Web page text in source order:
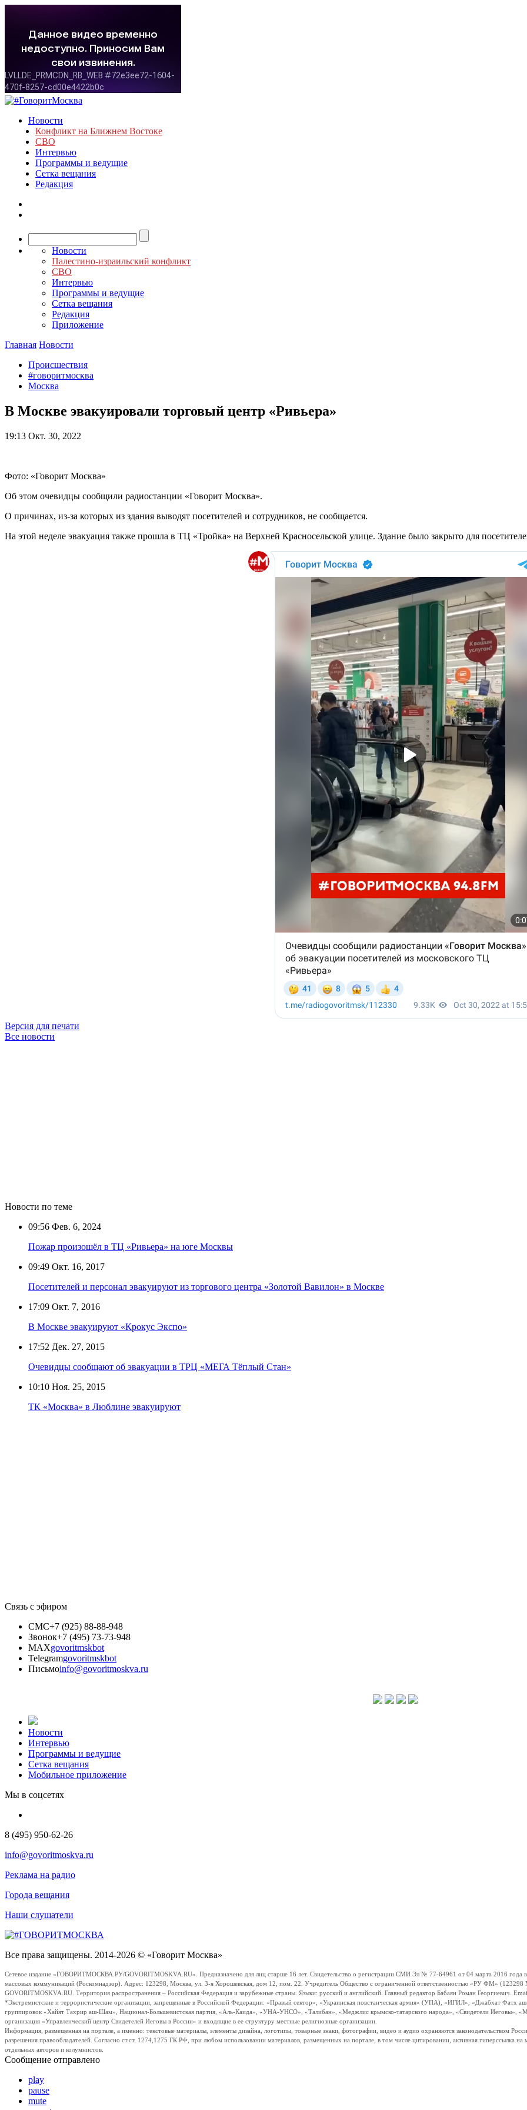
Новости
Конфликт на Ближнем Востоке
СВО
Интервью
Программы и ведущие
Сетка вещания
Редакция
Новости
Палестино-израильский конфликт
СВО
Интервью
Программы и ведущие
Сетка вещания
Редакция
Приложение
Главная Новости
Происшествия
#говоритмосква
Москва
В Москве эвакуировали торговый центр «Ривьера»
19:13 Окт. 30, 2022
Фото: «Говорит Москва»
Об этом очевидцы сообщили радиостанции «Говорит Москва».
О причинах, из-за которых из здания выводят посетителей и сотрудников, не сообщается.
На этой неделе эвакуация также прошла в ТЦ «Тройка» на Верхней Красносельской улице. Здание было закрыто для
Версия для печати
Все новости
Новости по теме
09:56 Фев. 6, 2024
Пожар произошёл в ТЦ «Ривьера» на юге Москвы
09:49 Окт. 16, 2017
Посетителей и персонал эвакуируют из торгового центра «Золотой Вавилон» в Москве
17:09 Окт. 7, 2016
В Москве эвакуируют «Крокус Экспо»
17:52 Дек. 27, 2015
Очевидцы сообщают об эвакуации в ТРЦ «МЕГА Тёплый Стан»
10:10 Ноя. 25, 2015
ТК «Москва» в Люблине эвакуируют
Связь с эфиром
СМС+7 (925) 88-88-948
Звонок+7 (495) 73-73-948
MAXgovoritmskbot
Telegramgovoritmskbot
Письмоinfo@govoritmoskva.ru
Новости
Интервью
Программы и ведущие
Сетка вещания
Мобильное приложение
Мы в соцсетях
8 (495) 950-62-26
info@govoritmoskva.ru
Реклама на радио
Города вещания
Наши слушатели
Все права защищены. 2014-2026 © «Говорит Москва»
Сетевое издание «ГОВОРИТМОСКВА.РУ/GOVORITMOSKVA.RU». Предназначено для лиц старше 16 лет. Свидетельство о регистрации СМИ Эл № 77-64961 от 04 марта 2016 года
массовых коммуникаций (Роскомнадзор). Адрес: 123298, Москва, ул. 3-я Хорошевская, дом 12, пом. 22. Учредитель Общество с ограниченной ответственностью «РУ ФМ»
GOVORITMOSKVA.RU. Территория распространения – Российская Федерация и зарубежные страны. Языки: русский и английский. Главный редактор Бабаян Роман Георгиевич.
*Экстремистские и террористические организации, запрещенные в Российской Федерации: «Правый сектор», «Украинская повстанческая армия» (УПА), «ИГИЛ», «Джабхат
группировок «Хайят Тахрир аш-Шам», Национал-Большевистская партия, «Аль-Каида», «УНА-УНСО», «Талибан», «Меджлис крымско-татарского народа», «Свидетели Иеговы»,
организация «Управленческий центр Свидетелей Иеговы в России» и входящие в ее структуру местные религиозные организации.
Информация, размещенная на портале, а именно: текстовые материалы, элементы дизайна, логотипы, товарные знаки, фотографии, видео и аудио охраняются законодательством
разрешения правообладателей. Согласно ст.ст. 1274,1275 ГК РФ, при любом использовании материалов, размещенных на портале, в том числе цитировании, активная гиперссылка
отдельных авторов и колумнистов.
Сообщение отправлено
play
pause
mute